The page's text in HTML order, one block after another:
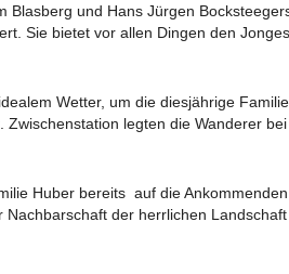
AUSGABE 07 –
AUSGABE 05 –
AUSGABE 03 –
und Hans Jürgen
Sie bietet vor allen Dingen den
Wetter, um die diesjährige
legten die Wanderer
Huber bereits auf die
der herrlichen